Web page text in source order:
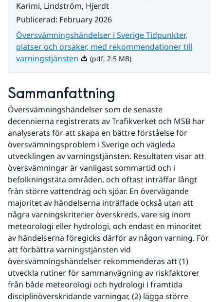
Karimi, Lindström, Hjerdt
Publicerad: February 2026
Översvämningshändelser i Sverige Tidpunkter,
platser och orsaker, med rekommendationer till
varningstjänsten Pdf, 2.5 MB.
(pdf, 2.5 MB)
Sammanfattning
Översvämningshändelser som de senaste
decennierna registrerats av Trafikverket och MSB har
analyserats för att skapa en bättre förståelse för
översvämningsproblem i Sverige och vägleda
utvecklingen av varningstjänsten. Resultaten visar att
översvämningar är vanligast sommartid och i
befolkningstäta områden, och oftast inträffar långt
från större vattendrag och sjöar. En övervägande
majoritet av händelserna inträffade också utan att
några varningskriterier överskreds, vare sig inom
meteorologi eller hydrologi, och endast en minoritet
av händelserna föregicks därför av någon varning. För
att förbättra varningstjänsten vid
översvämningshändelser rekommenderas att (1)
utveckla rutiner för sammanvägning av riskfaktorer
från både meteorologi och hydrologi i framtida
disciplinöverskridande varningar, (2) lägga större